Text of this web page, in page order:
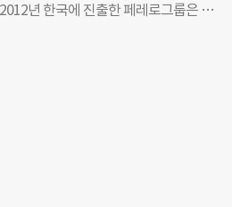
년 한국에 진출한 페레로그룹은 페